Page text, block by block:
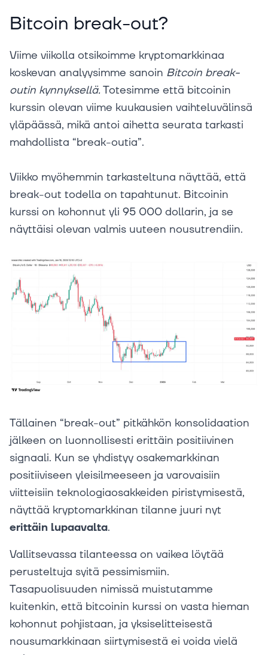
Bitcoin break-out?
Viime viikolla otsikoimme kryptomarkkinaa
koskevan analyysimme sanoin Bitcoin break-
outin kynnyksellä. Totesimme että bitcoinin
kurssin olevan viime kuukausien vaihteluvälinsä
yläpäässä, mikä antoi aihetta seurata tarkasti
mahdollista “break-outia”.
Viikko myöhemmin tarkasteltuna näyttää, että
break-out todella on tapahtunut. Bitcoinin
kurssi on kohonnut yli 95 000 dollarin, ja se
näyttäisi olevan valmis uuteen nousutrendiin.
Tällainen “break-out” pitkähkön konsolidaation
jälkeen on luonnollisesti erittäin positiivinen
signaali. Kun se yhdistyy osakemarkkinan
positiiviseen yleisilmeeseen ja varovaisiin
viitteisiin teknologiaosakkeiden piristymisestä,
näyttää kryptomarkkinan tilanne juuri nyt
erittäin lupaavalta.
Vallitsevassa tilanteessa on vaikea löytää
perusteltuja syitä pessimismiin.
Tasapuolisuuden nimissä muistutamme
kuitenkin, että bitcoinin kurssi on vasta hieman
kohonnut pohjistaan, ja yksiselitteisestä
nousumarkkinaan siirtymisestä ei voida vielä